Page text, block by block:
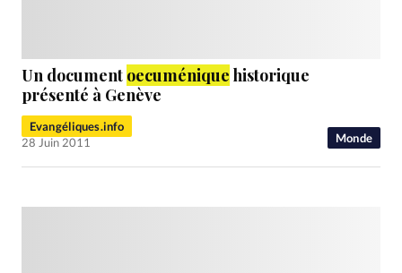
Monde
Un document oecuménique historique
présenté à Genève
Evangéliques.info
28 Juin 2011